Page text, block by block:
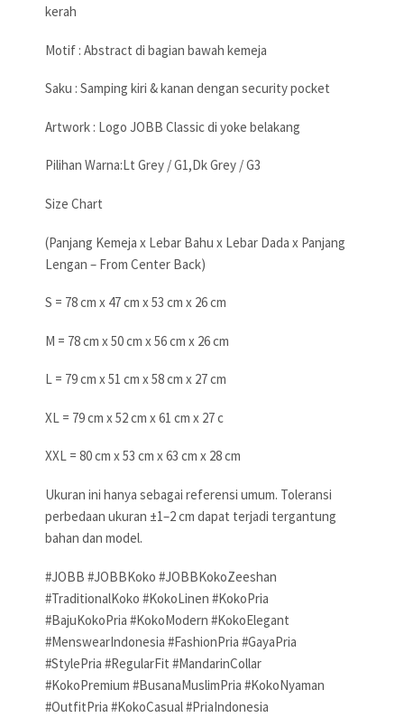
kerah
Motif : Abstract di bagian bawah kemeja
Saku : Samping kiri & kanan dengan security pocket
Artwork : Logo JOBB Classic di yoke belakang
Pilihan Warna:Lt Grey / G1,Dk Grey / G3
Size Chart
(Panjang Kemeja x Lebar Bahu x Lebar Dada x Panjang
Lengan – From Center Back)
S = 78 cm x 47 cm x 53 cm x 26 cm
M = 78 cm x 50 cm x 56 cm x 26 cm
L = 79 cm x 51 cm x 58 cm x 27 cm
XL = 79 cm x 52 cm x 61 cm x 27 c
XXL = 80 cm x 53 cm x 63 cm x 28 cm
Ukuran ini hanya sebagai referensi umum. Toleransi
perbedaan ukuran ±1–2 cm dapat terjadi tergantung
bahan dan model.
#JOBB #JOBBKoko #JOBBKokoZeeshan
#TraditionalKoko #KokoLinen #KokoPria
#BajuKokoPria #KokoModern #KokoElegant
#MenswearIndonesia #FashionPria #GayaPria
#StylePria #RegularFit #MandarinCollar
#KokoPremium #BusanaMuslimPria #KokoNyaman
#OutfitPria #KokoCasual #PriaIndonesia